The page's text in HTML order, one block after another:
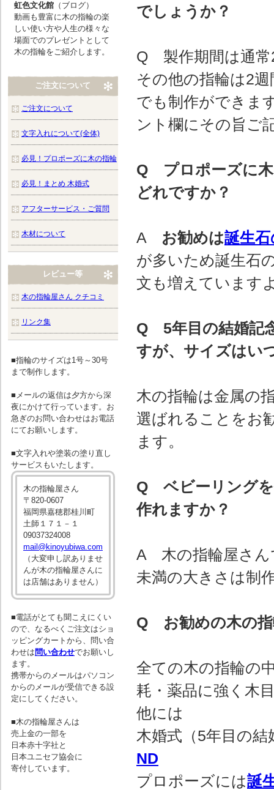
でしょうか？
Q 製作期間は通常
その他の指輪は2週
でも制作ができま
ント欄にその旨ご
Q プロポーズに木
どれですか？
A お勧めは誕生
が多いため誕生石
文も増えています
Q 5年目の結婚記
すが、サイズはい
木の指輪は金属の
選ばれることをお
ます。
Q ベビーリングを
作れますか？
A 木の指輪屋さん
未満の大きさは制
Q お勧めの木の指
全ての木の指輪の
耗・薬品に強く木
他には
木婚式（5年目の
ND
プロポーズには誕
虹色文化館 （ブログ）
動画も豊富に木の指輪の楽
しい使い方や人生の様々な
場面でのプレゼントとして
木の指輪をご紹介します。
ご注文について
ご注文について
文字入れについて(全体)
必見！プロポーズに木の指輪
必見！まとめ 木婚式
アフターサービス・ご質問
木材について
レビュー等
木の指輪屋さん クチコミ
リンク集
■指輪のサイズは1号～30号
まで制作します。
■メールの返信は夕方から深
夜にかけて行っています。お
急ぎのお問い合わせはお電話
にてお願いします。
■文字入れや塗装の塗り直し
サービスもいたします。
木の指輪屋さん
〒820-0607
福岡県嘉穂郡桂川町
土師１７１－１
09037324008
mail@kinoyubiwa.com
（大変申し訳ありませ
んが木の指輪屋さんに
は店舗はありません）
■電話がとても聞こえにくい
ので、なるべくご注文はショ
ッピングカートから、問い合
わせは 問い合わせでお願いし
ます。
携帯からのメールはパソコン
からのメールが受信できる設
定にしてください。
■木の指輪屋さんは
売上金の一部を
日本赤十字社と
日本ユニセフ協会に
寄付しています。